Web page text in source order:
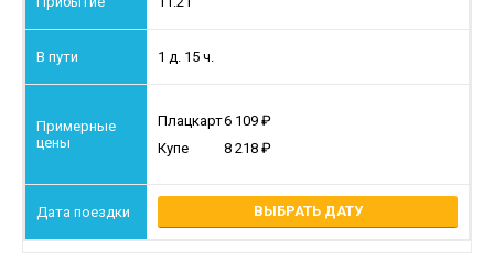
1 д. 15 ч.
Плацкарт6 109
Купе
8 218
ВЫБРАТЬ ДАТУ